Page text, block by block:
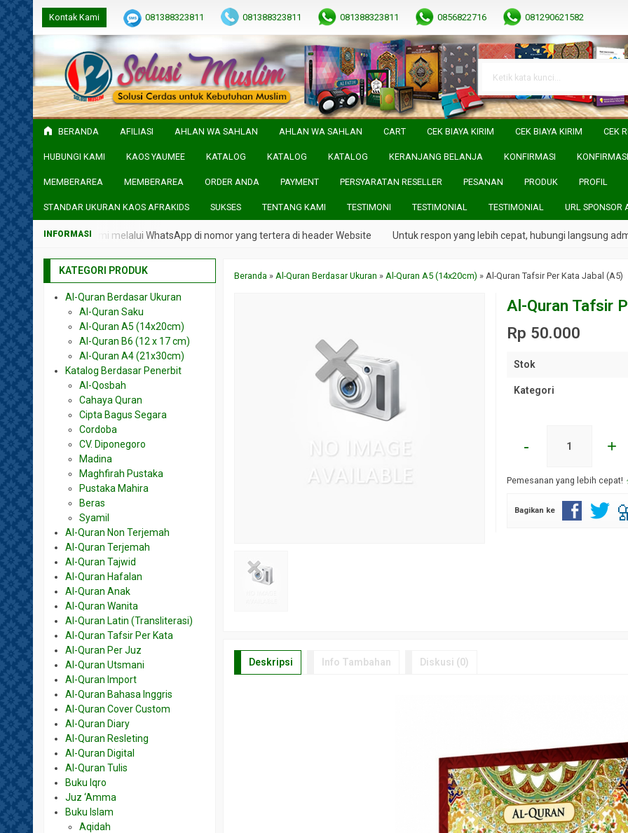
Kontak Kami 081388323811 081388323811 081388323811 0856822716 081290621582
BERANDA AFILIASI AHLAN WA SAHLAN AHLAN WA SAHLAN CART CEK BIAYA KIRIM CEK BIAYA KIRIM CEK
HUBUNGI KAMI KAOS YAUMEE KATALOG KATALOG KATALOG KERANJANG BELANJA KONFIRMASI KONFIRMASI
MEMBERAREA MEMBERAREA ORDER ANDA PAYMENT PERSYARATAN RESELLER PESANAN PRODUK PROFIL
STANDAR UKURAN KAOS AFRAKIDS SUKSES TENTANG KAMI TESTIMONI TESTIMONIAL TESTIMONIAL URL SPONSOR
admin kami melalui WhatsApp di nomor yang tertera di header Website Untuk respon yang lebih cepat, hubungi langsung admin
Beranda »Al-Quran Berdasar Ukuran »Al-Quran A5 (14x20cm) »Al-Quran Tafsir Per Kata Jabal (A5)
Al-Quran Tafsir
Rp 50.000
Stok
Kategori
- +
Pemesanan yang lebih cepat!
Bagikan ke
Deskripsi Info Tambahan Diskusi (0)
KATEGORI PRODUK
Al-Quran Berdasar Ukuran
Al-Quran Saku
Al-Quran A5 (14x20cm)
Al-Quran B6 (12 x 17 cm)
Al-Quran A4 (21x30cm)
Katalog Berdasar Penerbit
Al-Qosbah
Cahaya Quran
Cipta Bagus Segara
Cordoba
CV. Diponegoro
Madina
Maghfirah Pustaka
Pustaka Mahira
Beras
Syamil
Al-Quran Non Terjemah
Al-Quran Terjemah
Al-Quran Tajwid
Al-Quran Hafalan
Al-Quran Anak
Al-Quran Wanita
Al-Quran Latin (Transliterasi)
Al-Quran Tafsir Per Kata
Al-Quran Per Juz
Al-Quran Utsmani
Al-Quran Import
Al-Quran Bahasa Inggris
Al-Quran Cover Custom
Al-Quran Diary
Al-Quran Resleting
Al-Quran Digital
Al-Quran Tulis
Buku Iqro
Juz ‘Amma
Buku Islam
Aqidah